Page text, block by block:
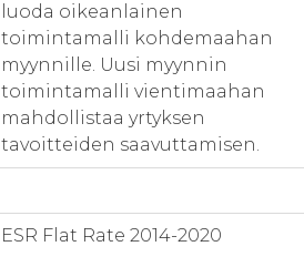
luoda oikeanlainen
toimintamalli kohdemaahan
myynnille. Uusi myynnin
toimintamalli vientimaahan
mahdollistaa yrtyksen
tavoitteiden saavuttamisen.
ESR Flat Rate 2014-2020